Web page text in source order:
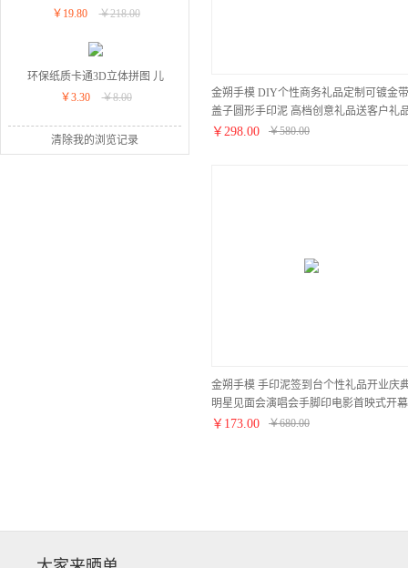
砂画烤胶画粘贴画涂鸦绘画
￥ 19.80 ￥218.00
环保纸质卡通3D立体拼图 儿
童益智diy模型积木玩具50多
￥3.30 ￥8.00
清除我的浏览记录
金朔手模 DIY个性商务礼品定制可镀金带
盖子圆形手印泥 高档创意礼品送客户礼
送领导什么礼物好
￥ 298.00 ￥580.00
金朔手模 手印泥签到台个性礼品开业庆
明星见面会演唱会手脚印电影首映式开幕
式活动策划创意礼物定制奖牌
￥ 173.00 ￥680.00